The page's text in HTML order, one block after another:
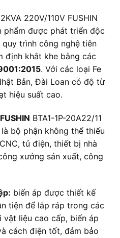
220V/110V FUSHIN
phẩm được phát triển độc
trình công nghệ tiên
định khắt khe bằng các
. Với các loại Fe
Bản, Đài Loan có độ từ
hiệu suất cao.
FUSHIN BTA1-1P-20A22/11
bộ phận không thể thiếu
tủ điện, thiết bị nhà
xưởng sản xuất, công
biến áp được thiết kế
tiện để lắp ráp trong các
liệu cao cấp, biến áp
cách điện tốt, đảm bảo